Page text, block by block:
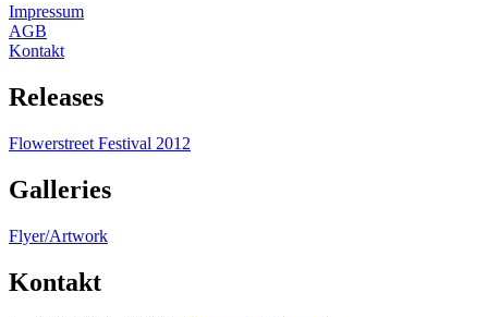
Impressum
AGB
Kontakt
Releases
Flowerstreet Festival 2012
Galleries
Flyer/Artwork
Kontakt